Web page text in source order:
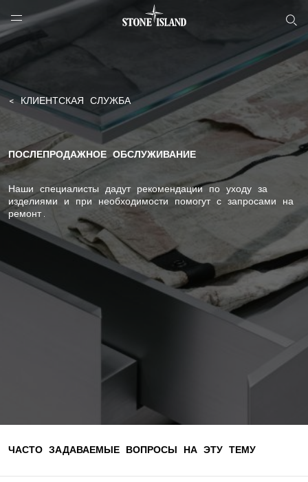
NAVIGATION.ARIA.GOTOMAINCONTENT
LABEL.SHOPPINGCOUNTRY РОССИЯ
< КЛИЕНТСКАЯ СЛУЖБА
ПОСЛЕПРОДАЖНОЕ ОБСЛУЖИВАНИЕ
Наши специалисты дадут рекомендации по уходу за
изделиями и при необходимости помогут с запросами на
ремонт.
ЧАСТО ЗАДАВАЕМЫЕ ВОПРОСЫ НА ЭТУ ТЕМУ